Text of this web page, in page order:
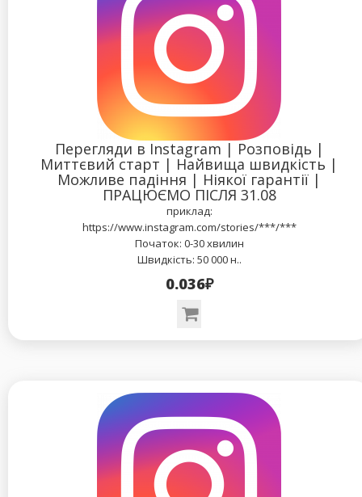
Перегляди в Instagram | Розповідь |
Миттєвий старт | Найвища швидкість |
Можливе падіння | Ніякої гарантії |
ПРАЦЮЄМО ПІСЛЯ 31.08
приклад:
https://www.instagram.com/stories/***/***
Початок: 0-30 хвилин
Швидкість: 50 000 н..
0.036₽